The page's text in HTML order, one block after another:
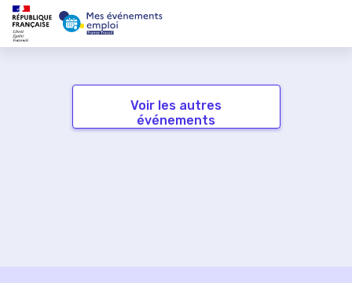
Voir les autres
événements